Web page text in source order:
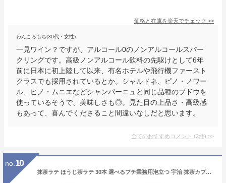
価格と在庫を楽天でチェック >>
わんころもち(30代・女性)
一見ワイン？ですが、アルコール0のノンアルコールスパー
クリングです。高級ノンアルコール飲料の先駆けとして6年
前に日本に初上陸して以来、有名ホテルや飛行機ファースト
クラスでも採用されているとか。シャルドネ、ピノ・ノワー
ル、ピノ・ムニエなどシャンパーニュと同じ品種のブドウを
使っているそうで、美味しさも◎。見た目の上品さ・高級感
もあって、喜んでくださること間違いなしだと思います。
全てのおすすめコメント (2件) >
no. 10
抹茶ラテ ほうじ茶ラテ 30本 選べるプチ業務用泡立つ 宇治 抹茶カプチーノ/ほうじ茶カプチーノ